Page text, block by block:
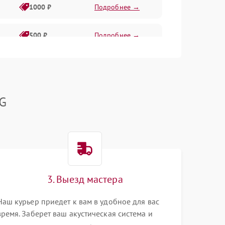
1000 ₽ Подробнее →
500 ₽ Подробнее →
1000 ₽ Подробнее →
1000 ₽ Подробнее →
3. Выезд мастера
курьер приедет к вам в удобное для вас
Заберет ваш акустическая система и